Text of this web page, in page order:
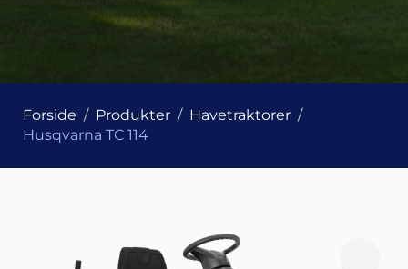
Forside Produkter
Havetraktorer
Husqvarna TC 114